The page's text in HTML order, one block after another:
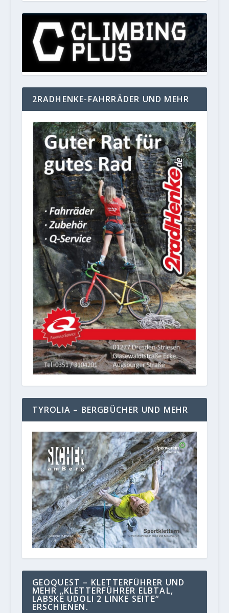
2RADHENKE-FAHRRÄDER UND MEHR
TYROLIA – BERGBÜCHER UND MEHR
GEOQUEST – KLETTERFÜHRER UND
MEHR „KLETTERFÜHRER ELBTAL,
LABSKE UDOLI 2 LINKE SEITE“
ERSCHIENEN.